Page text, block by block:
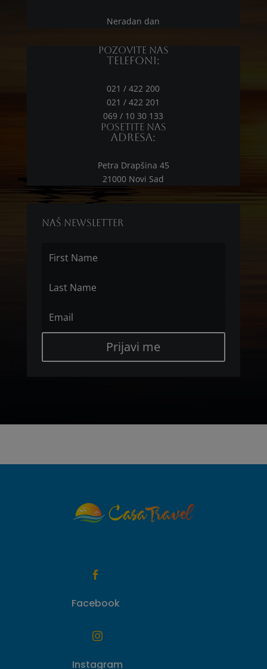
Neradan dan
Pozovite nas
Telefoni:
021 / 422 200
021 / 422 201
069 / 10 30 133
Posetite nas
Adresa:
Petra Drapšina 45
21000 Novi Sad
Naš newsletter
Prijavi me

Facebook

Instagram